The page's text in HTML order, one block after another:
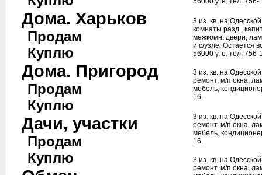
Дома. Харьков
Продам
Куплю
Дома. Пригород
Продам
Куплю
Дачи, участки
Продам
Куплю
3 из. кв. на
комнаты разд.,
межкомн. двери,
и с/узле. Остается
56000 у. е. тел. 756-
3 из. кв. на
ремонт, м/п окна,
мебель,
16.
3 из. кв. на
ремонт, м/п окна,
мебель,
16.
3 из. кв. на
ремонт, м/п окна,